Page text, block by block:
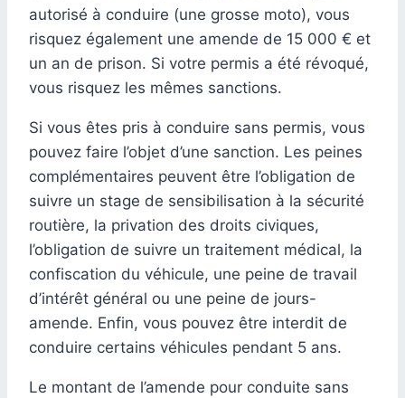
autorisé à conduire (une grosse moto), vous
risquez également une amende de 15 000 € et
un an de prison. Si votre permis a été révoqué,
vous risquez les mêmes sanctions.
Si vous êtes pris à conduire sans permis, vous
pouvez faire l’objet d’une sanction. Les peines
complémentaires peuvent être l’obligation de
suivre un stage de sensibilisation à la sécurité
routière, la privation des droits civiques,
l’obligation de suivre un traitement médical, la
confiscation du véhicule, une peine de travail
d’intérêt général ou une peine de jours-
amende. Enfin, vous pouvez être interdit de
conduire certains véhicules pendant 5 ans.
Le montant de l’amende pour conduite sans